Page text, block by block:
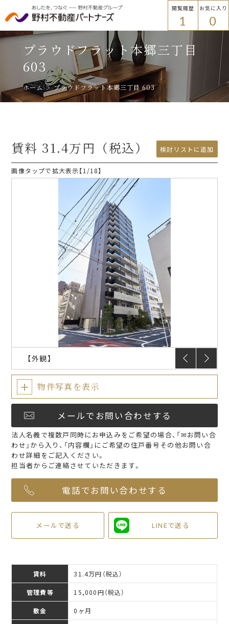
閲覧履歴
1
お気に入り
0
物件を探す
路線・駅名から探す
プラウドフラット
トップ
物件を探す
エリアから探す
プラウドフラット
各種手続き
入居のしおり
入居者限定サービス
プラウドフラット本郷三丁目
603
ホーム プラウドフラット本郷三丁目 603
賃料 31.4万円（税込） 検討リストに追加
検討リストに追加
画像タップで拡大表示【1 /18】
【外観】
物件写真を表示
メールでお問い合わせする
法人名義で複数戸同時にお申込みをご希望の場合、「✉お問い合
わせ」から入り、「内容欄」にご希望の住戸番号その他お問い合
わせ詳細をご記入ください。
担当者からご連絡させていただきます。
電話でお問い合わせする
メールで送る LINEで送る
賃料 31.4万円（税込）
管理費等 15,000円（税込）
敷金 0ヶ月